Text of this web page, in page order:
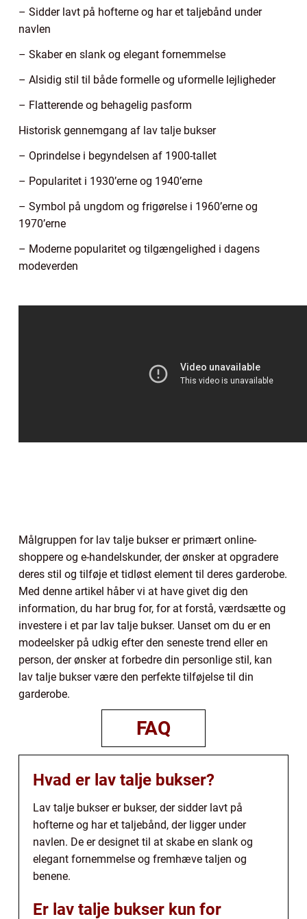
– Sidder lavt på hofterne og har et taljebånd under
navlen
– Skaber en slank og elegant fornemmelse
– Alsidig stil til både formelle og uformelle lejligheder
– Flatterende og behagelig pasform
Historisk gennemgang af lav talje bukser
– Oprindelse i begyndelsen af 1900-tallet
– Popularitet i 1930’erne og 1940’erne
– Symbol på ungdom og frigørelse i 1960’erne og
1970’erne
– Moderne popularitet og tilgængelighed i dagens
modeverden
Målgruppen for lav talje bukser er primært online-
shoppere og e-handelskunder, der ønsker at opgradere
deres stil og tilføje et tidløst element til deres garderobe.
Med denne artikel håber vi at have givet dig den
information, du har brug for, for at forstå, værdsætte og
investere i et par lav talje bukser. Uanset om du er en
modeelsker på udkig efter den seneste trend eller en
person, der ønsker at forbedre din personlige stil, kan
lav talje bukser være den perfekte tilføjelse til din
garderobe.
FAQ
Hvad er lav talje bukser?
Lav talje bukser er bukser, der sidder lavt på
hofterne og har et taljebånd, der ligger under
navlen. De er designet til at skabe en slank og
elegant fornemmelse og fremhæve taljen og
benene.
Er lav talje bukser kun for